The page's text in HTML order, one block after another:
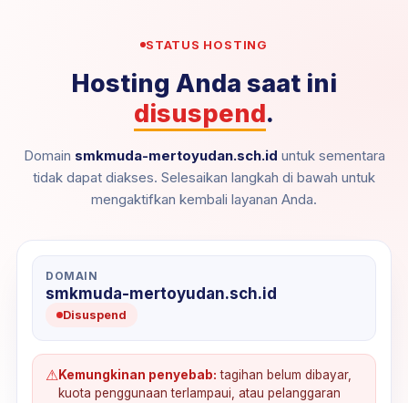
STATUS HOSTING
Hosting Anda saat ini
disuspend.
Domain smkmuda-mertoyudan.sch.id untuk sementara
tidak dapat diakses. Selesaikan langkah di bawah untuk
mengaktifkan kembali layanan Anda.
DOMAIN
smkmuda-mertoyudan.sch.id
Disuspend
⚠Kemungkinan penyebab: tagihan belum dibayar,
kuota penggunaan terlampaui, atau pelanggaran